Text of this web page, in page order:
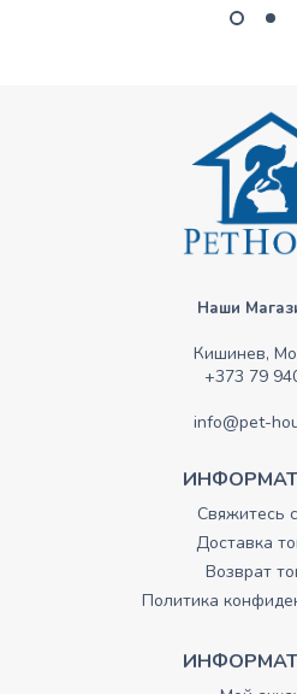
Наши
Кишинев,
+373 79
info@pet-
Свяжитесь
Доставка
Возврат
Политика